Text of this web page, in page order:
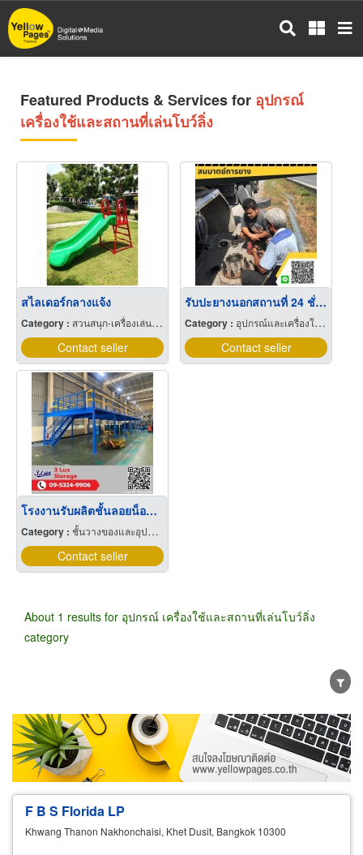
Skip
to
main
Featured Products & Services for อุปกรณ์
เครื่องใช้และสถานที่เล่นโบว์ลิ่ง
สไลเดอร์กลางแจ้ง
Category : สวนสนุก-เครื่องเล่นและอุปกรณ์
Contact seller
รับปะยางนอกสถานที่ 24 ชั่วโมง สระบุรี
Category : อุปกรณ์และเครื่องใช้หล่อดอกยางและซ่อมยางรถ
Contact seller
โรงงานรับผลิตชั้นลอยน็อคดาวน์ Mezzanine floor
Category : ชั้นวางของและอุปกรณ์
Contact seller
About 1 results for อุปกรณ์ เครื่องใช้และสถานที่เล่นโบว์ลิ่ง
category
Wholesale Retail Manufacturer
Dealer
Exporter/Importer
Service Business
F B S Florida LP
Khwang Thanon Nakhonchaisi, Khet Dusit, Bangkok 10300